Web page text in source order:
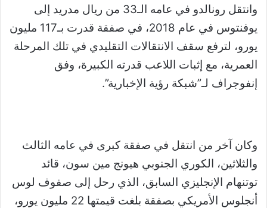
وانتقل رونالدو في عامه الـ33 من ريال مدريد إلى
يوفنتوس في عام 2018، في صفقة قدرت بـ117 مليون
يورو، لترفع سقف الانتقالات التقليدي في تلك المرحلة
العمرية، مع إثبات اللاعب قدرته الكبيرة، وفق
إنفوجراف لـ”شبكة رؤية الإخبارية”.
وكان آخر من انتقل في صفقة كبرى في عامه الثالث
والثلاثين، الكوري الجنوبي هيونج مين سون، قائد
توتنهام الإنجليزي السابق، الذي رحل إلى صفوف لوس
أنجلوس الأمريكي بصفقة بلغت قيمتها 22 مليون يورو،